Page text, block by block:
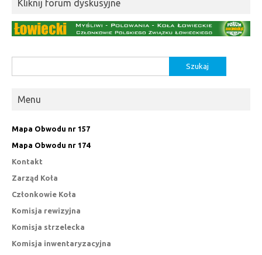
Kliknij forum dyskusyjne
Menu
Mapa Obwodu nr 157
Mapa Obwodu nr 174
Kontakt
Zarząd Koła
Członkowie Koła
Komisja rewizyjna
Komisja strzelecka
Komisja inwentaryzacyjna